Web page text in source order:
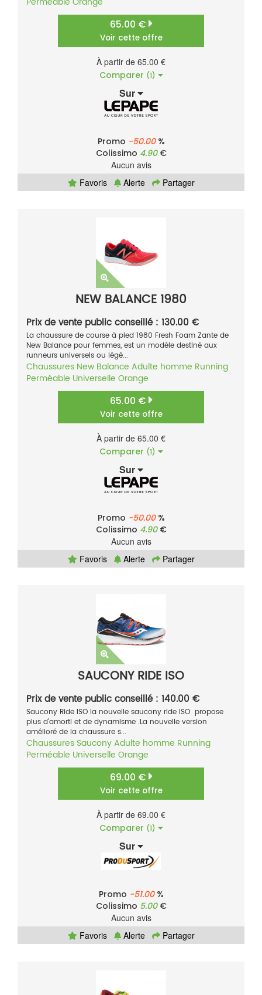
65.00 €
Voir cette offre
À partir de 65.00 €
Comparer (1)
Sur
Promo -50.00%
Colissimo 4.90€
Aucun avis
Favoris
Alerte Partager
NEW BALANCE 1980
Prix de vente public conseillé : 130.00 €
La chaussure de course à pied 1980 Fresh Foam Zante de
New Balance pour femmes, est un modèle destiné aux
runneurs universels ou légè...
Chaussures New Balance Adulte homme Running
Perméable Universelle Orange
65.00 €
Voir cette offre
À partir de 65.00 €
Comparer (1)
Sur
Promo -50.00%
Colissimo 4.90€
Aucun avis
Favoris
Alerte Partager
SAUCONY RIDE ISO
Prix de vente public conseillé : 140.00 €
Saucony Ride ISO la nouvelle saucony ride ISO propose
plus d'amorti et de dynamisme .La nouvelle version
amélioré de la chaussure s...
Chaussures SauconyAdulte homme Running
Perméable Universelle Orange
69.00 €
Voir cette offre
À partir de 69.00 €
Comparer (1)
Sur
Promo -51.00%
Colissimo 5.00€
Aucun avis
Favoris
Alerte Partager